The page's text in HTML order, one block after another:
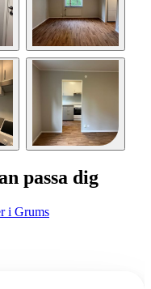
passa dig
i Grums